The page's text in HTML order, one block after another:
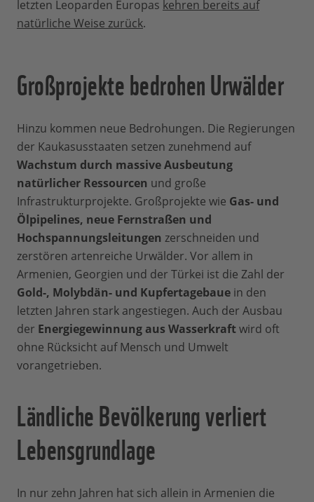
letzten Leoparden Europas kehren bereits auf
natürliche Weise zurück.
Großprojekte bedrohen Urwälder
Hinzu kommen neue Bedrohungen. Die Regierungen
der Kaukasusstaaten setzen zunehmend auf
Wachstum durch massive Ausbeutung
natürlicher Ressourcen und große
Infrastrukturprojekte. Großprojekte wie Gas- und
Ölpipelines, neue Fernstraßen und
Hochspannungsleitungen zerschneiden und
zerstören artenreiche Urwälder. Vor allem in
Armenien, Georgien und der Türkei ist die Zahl der
Gold-, Molybdän- und Kupfertagebaue in den
letzten Jahren stark angestiegen. Auch der Ausbau
der Energiegewinnung aus Wasserkraftwird oft
ohne Rücksicht auf Mensch und Umwelt
vorangetrieben.
Ländliche Bevölkerung verliert
Lebensgrundlage
In nur zehn Jahren hat sich allein in Armenien die